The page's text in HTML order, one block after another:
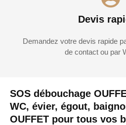
SOS débouchage
WC, évier, égout,
OUFFET pour tous vos
Devis
Demandez votre devis rapide
de contact ou par